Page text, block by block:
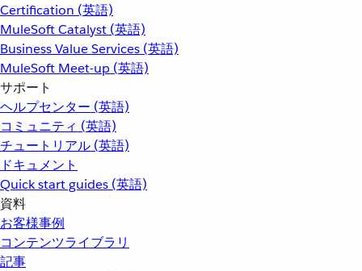
Certification (英語)
MuleSoft Catalyst (英語)
Business Value Services (英語)
MuleSoft Meet-up (英語)
サポート
ヘルプセンター (英語)
コミュニティ (英語)
チュートリアル (英語)
ドキュメント
Quick start guides (英語)
資料
お客様事例
コンテンツライブラリ
記事